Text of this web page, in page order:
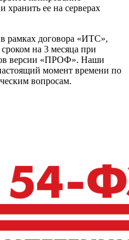
ее на серверах
рамках договора «ИТС»,
на 3 месяца при
версии «ПРОФ». Наши
момент времени по
вопросам.